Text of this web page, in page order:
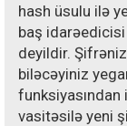
hash üsulu ilə
baş
deyildir.
biləcəyiniz
funksiyasından
vasitəsilə yeni